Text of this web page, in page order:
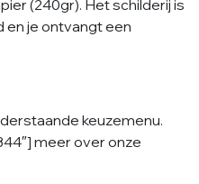
(240gr). Het schilderij is
en je ontvangt een
keuzemenu.
meer over onze